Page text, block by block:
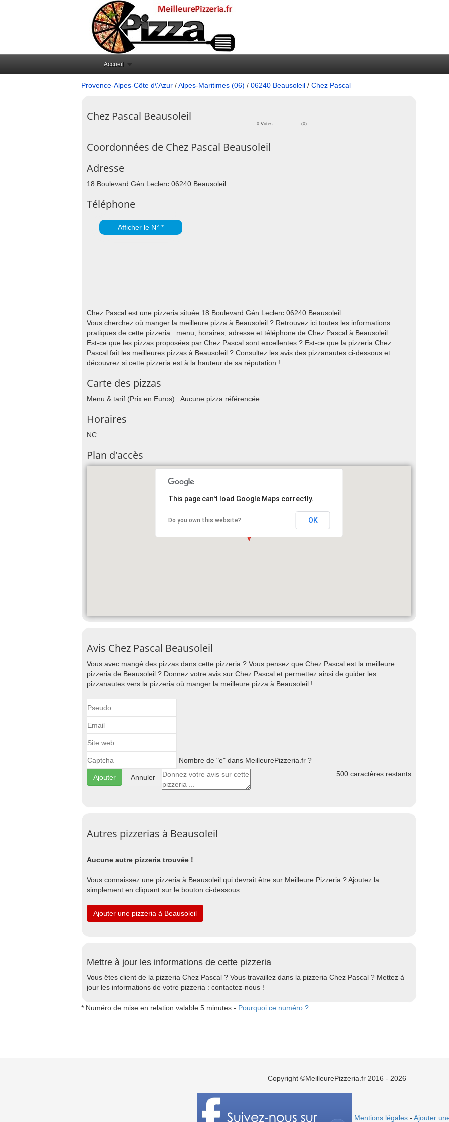
Accueil
Provence-Alpes-Côte d\'Azur /Alpes-Maritimes (06) / 06240 Beausoleil / Chez Pascal
Chez Pascal Beausoleil
0 Votes (0)
Coordonnées de Chez Pascal Beausoleil
Adresse
18 Boulevard Gén Leclerc 06240 Beausoleil
Téléphone
Afficher le N° *
Chez Pascal est une pizzeria située 18 Boulevard Gén Leclerc 06240 Beausoleil.
Vous cherchez où manger la meilleure pizza à Beausoleil ? Retrouvez ici toutes les informations
pratiques de cette pizzeria : menu, horaires, adresse et téléphone de Chez Pascal à Beausoleil.
Est-ce que les pizzas proposées par Chez Pascal sont excellentes ? Est-ce que la pizzeria Chez
Pascal fait les meilleures pizzas à Beausoleil ? Consultez les avis des pizzanautes ci-dessous et
découvrez si cette pizzeria est à la hauteur de sa réputation !
Carte des pizzas
Menu & tarif (Prix en Euros) : Aucune pizza référencée.
Horaires
NC
Plan d'accès
This page can't load Google Maps correctly.
Do you own this website? OK
Avis Chez Pascal Beausoleil
Vous avec mangé des pizzas dans cette pizzeria ? Vous pensez que Chez Pascal est la meilleure
pizzeria de Beausoleil ? Donnez votre avis sur Chez Pascal et permettez ainsi de guider les
pizzanautes vers la pizzeria où manger la meilleure pizza à Beausoleil !
Nombre de "e" dans MeilleurePizzeria.fr ?
Annuler 500 caractères restants
Autres pizzerias à Beausoleil
Aucune autre pizzeria trouvée !
Vous connaissez une pizzeria à Beausoleil qui devrait être sur Meilleure Pizzeria ? Ajoutez la
simplement en cliquant sur le bouton ci-dessous.
Ajouter une pizzeria à Beausoleil
Mettre à jour les informations de cette pizzeria
Vous êtes client de la pizzeria Chez Pascal ? Vous travaillez dans la pizzeria Chez Pascal ? Mettez à
jour les informations de votre pizzeria : contactez-nous !
* Numéro de mise en relation valable 5 minutes - Pourquoi ce numéro ?
Copyright ©MeilleurePizzeria.fr 2016 - 2026
Mentions légales- Ajouter